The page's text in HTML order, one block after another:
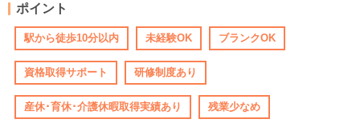
ポイント
駅から徒歩10分以内 未経験OK ブランクOK
資格取得サポート 研修制度あり
産休･育休･介護休暇取得実績あり 残業少なめ